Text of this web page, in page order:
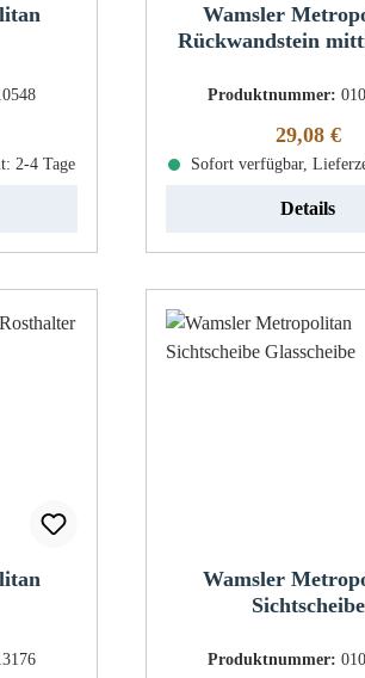
2-4 Tage
Wamsler
Rückwandstein
Produktnummer:
Regulärer
29,08 €
Sofort verfügbar,
Details
Wamsler
Sichtscheibe
Produktnummer: